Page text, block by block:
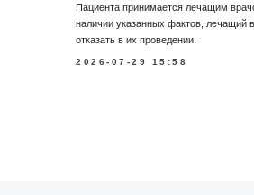
Пациента принимается лечащим
наличии указанных фактов, лечащий
отказать в их проведении.
2026-07-29 15:58